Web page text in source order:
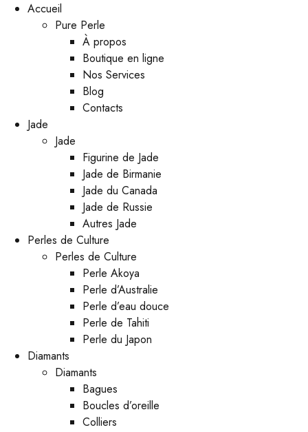
Accueil
Pure Perle
À propos
Boutique en ligne
Nos Services
Blog
Contacts
Jade
Jade
Figurine de Jade
Jade de Birmanie
Jade du Canada
Jade de Russie
Autres Jade
Perles de Culture
Perles de Culture
Perle Akoya
Perle d’Australie
Perle d’eau douce
Perle de Tahiti
Perle du Japon
Diamants
Diamants
Bagues
Boucles d’oreille
Colliers